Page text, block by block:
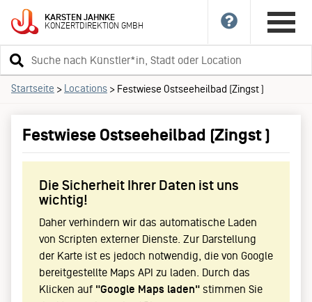
KARSTENJAHNKE
KONZERTDIREKTIONGMBH
Suchbegriff
eingeben
Startseite > Locations > Festwiese Ostseeheilbad (Zingst )
Festwiese Ostseeheilbad (Zingst )
Die Sicherheit Ihrer Daten ist uns
wichtig!
Daher verhindern wir das automatische Laden
von Scripten externer Dienste. Zur Darstellung
der Karte ist es jedoch notwendig, die von Google
bereitgestellte Maps API zu laden. Durch das
Klicken auf "Google Maps laden" stimmen Sie